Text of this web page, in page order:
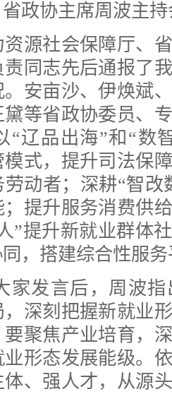
政协主席周波主
社会保障厅、省
同志先后通报了
安亩沙、伊焕斌
等省政协委员、
“辽品出海”和“数
式，提升司法保
动者；深耕“智改
提升服务消费供
”提升新就业群体
，搭建综合性服
发言后，周波指
深刻把握新就业
聚焦产业培育，
形态发展能级。
、强人才，从源